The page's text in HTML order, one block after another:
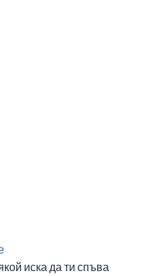
иска да ти спъва